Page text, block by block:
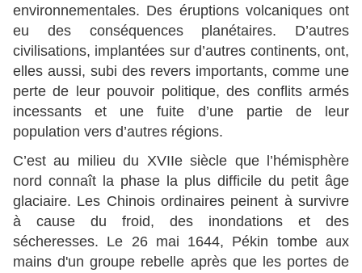
environnementales. Des éruptions volcaniques ont
eu des conséquences planétaires. D’autres
civilisations, implantées sur d’autres continents, ont,
elles aussi, subi des revers importants, comme une
perte de leur pouvoir politique, des conflits armés
incessants et une fuite d’une partie de leur
population vers d’autres régions.
C’est au milieu du XVIIe siècle que l’hémisphère
nord connaît la phase la plus difficile du petit âge
glaciaire. Les Chinois ordinaires peinent à survivre
à cause du froid, des inondations et des
sécheresses. Le 26 mai 1644, Pékin tombe aux
mains d'un groupe rebelle après que les portes de